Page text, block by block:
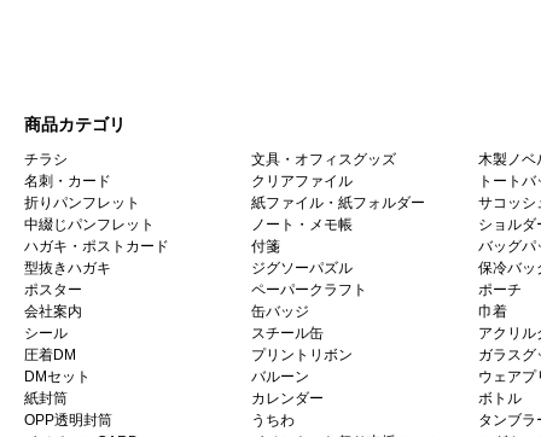
商品カテゴリ
チラシ
名刺・カード
折りパンフレット
中綴じパンフレット
ハガキ・ポストカード
型抜きハガキ
ポスター
会社案内
シール
圧着DM
DMセット
紙封筒
OPP透明封筒
文具・オフィスグッズ
クリアファイル
紙ファイル・紙フォルダー
ノート・メモ帳
付箋
ジグソーパズル
ペーパークラフト
缶バッジ
スチール缶
プリントリボン
バルーン
カレンダー
うちわ
木製ノベ
トートバ
サコッシ
ショルダ
バッグパ
保冷バッ
ポーチ
巾着
アクリル
ガラスグ
ウェアプ
ボトル
タンブラ